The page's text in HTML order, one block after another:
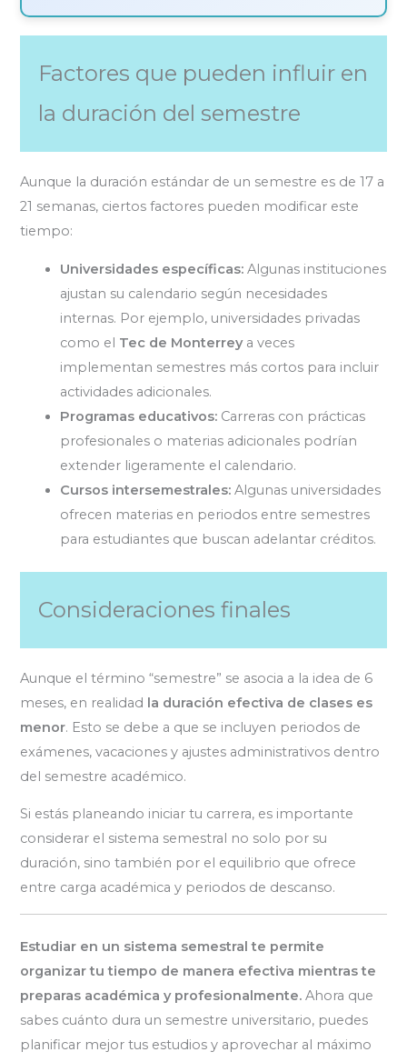
Factores que pueden influir en
la duración del semestre
Aunque la duración estándar de un semestre es de 17 a
21 semanas, ciertos factores pueden modificar este
tiempo:
Universidades específicas: Algunas instituciones
ajustan su calendario según necesidades
internas. Por ejemplo, universidades privadas
como el Tec de Monterreya veces
implementan semestres más cortos para incluir
actividades adicionales.
Programas educativos: Carreras con prácticas
profesionales o materias adicionales podrían
extender ligeramente el calendario.
Cursos intersemestrales: Algunas universidades
ofrecen materias en periodos entre semestres
para estudiantes que buscan adelantar créditos.
Consideraciones finales
Aunque el término “semestre” se asocia a la idea de 6
meses, en realidad la duración efectiva de clases es
menor. Esto se debe a que se incluyen periodos de
exámenes, vacaciones y ajustes administrativos dentro
del semestre académico.
Si estás planeando iniciar tu carrera, es importante
considerar el sistema semestral no solo por su
duración, sino también por el equilibrio que ofrece
entre carga académica y periodos de descanso.
Estudiar en un sistema semestral te permite
organizar tu tiempo de manera efectiva mientras te
preparas académica y profesionalmente. Ahora que
sabes cuánto dura un semestre universitario, puedes
planificar mejor tus estudios y aprovechar al máximo